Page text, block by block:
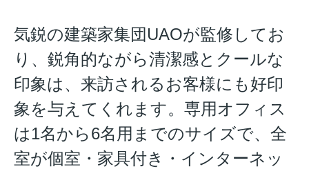
気鋭の建築家集団UAOが監修してお
り、鋭角的ながら清潔感とクールな
印象は、来訪されるお客様にも好印
象を与えてくれます。専用オフィス
は1名から6名用までのサイズで、全
室が個室・家具付き・インターネッ